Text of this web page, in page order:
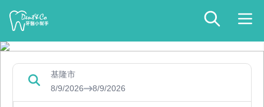
基隆市
8/9/2026
8/9/2026